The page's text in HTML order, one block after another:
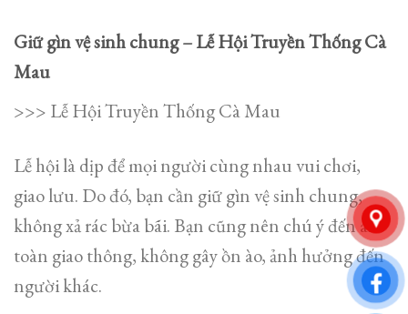
Giữ gìn vệ sinh chung – Lễ Hội Truyền Thống Cà
Mau
>>> Lễ Hội Truyền Thống Cà Mau
Lễ hội là dịp để mọi người cùng nhau vui chơi,
giao lưu. Do đó, bạn cần giữ gìn vệ sinh chung,
không xả rác bừa bãi. Bạn cũng nên chú ý đến an
toàn giao thông, không gây ồn ào, ảnh hưởng đến
người khác.